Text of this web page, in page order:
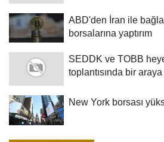
ABD'den İran ile
borsalarına yaptırım
SEDDK ve TOBB
toplantısında bir
New York borsası